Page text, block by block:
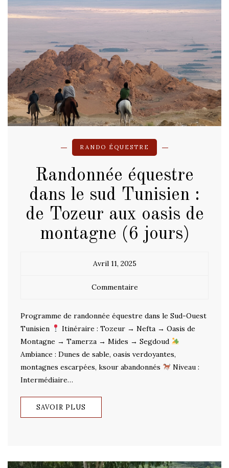
RANDO ÉQUESTRE
Randonnée équestre
dans le sud Tunisien :
de Tozeur aux oasis de
montagne (6 jours)
Avril 11, 2025
Commentaire
Programme de randonnée équestre dans le Sud-Ouest
Tunisien
Itinéraire : Tozeur → Nefta → Oasis de
Montagne → Tamerza → Mides → Segdoud
Ambiance : Dunes de sable, oasis verdoyantes,
montagnes escarpées, ksour abandonnés
Niveau :
Intermédiaire…
SAVOIR PLUS